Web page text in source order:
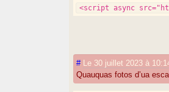
<script async
# Le 30 juillet 2023 à
Quauquas fotos d’ua